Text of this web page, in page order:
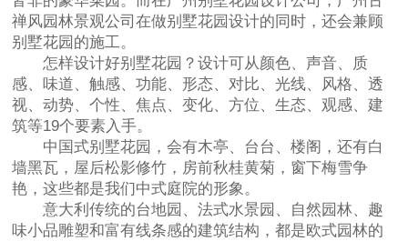
禅风园林景观公司在做别墅花园设计的同时，还会兼顾
别墅花园的施工。
怎样设计好别墅花园？设计可从颜色、声音、质
感、味道、触感、功能、形态、对比、光线、风格、透
视、动势、个性、焦点、变化、方位、生态、观感、建
筑等19个要素入手。
中国式别墅花园，会有木亭、台台、楼阁，还有白
墙黑瓦，屋后松影修竹，房前秋桂黄菊，窗下梅雪争
艳，这些都是我们中式庭院的形象。
意大利传统的台地园、法式水景园、自然园林、趣
味小品雕塑和富有线条感的建筑结构，都是欧式园林的